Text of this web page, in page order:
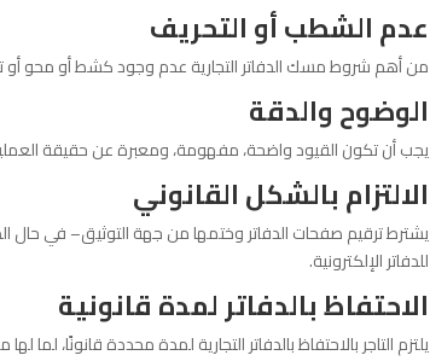
عدم الشطب أو التحريف
من أهم شروط مسك الدفاتر التجارية عدم وجود كشط أو محو أو
الوضوح والدقة
يجب أن تكون القيود واضحة، مفهومة، ومعبرة عن حقيقة
الالتزام بالشكل القانوني
يشترط ترقيم صفحات الدفاتر وختمها من جهة التوثيق– في حال
للدفاتر الإلكترونية.
الاحتفاظ بالدفاتر لمدة قانونية
يلتزم التاجر بالاحتفاظ بالدفاتر التجارية لمدة محددة قانونًا، لما